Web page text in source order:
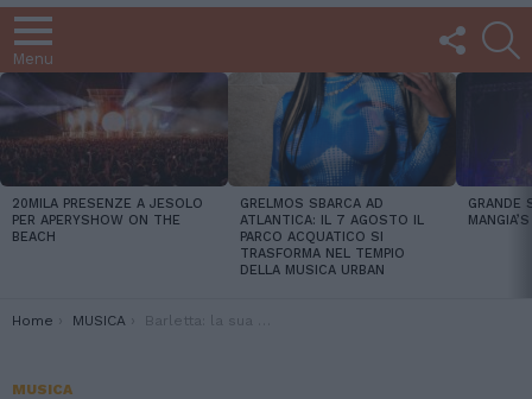
Menu
FOLLOW
US
LATEST
STORIES
20MILA PRESENZE A JESOLO
PER APERYSHOW ON THE
BEACH
GRELMOS SBARCA AD
ATLANTICA: IL 7 AGOSTO IL
PARCO ACQUATICO SI
TRASFORMA NEL TEMPIO
DELLA MUSICA URBAN
GRANDE
You are here:
Home MUSICA Barletta: la sua musica, i progetti futuri, la sua storia
MUSICA